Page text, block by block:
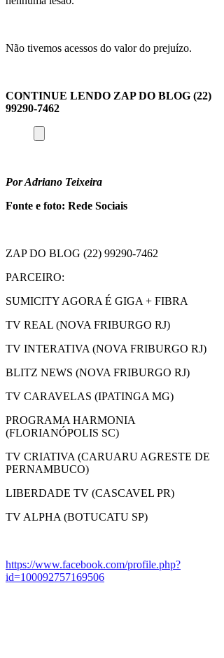
Não tivemos acessos do valor do prejuízo.
CONTINUE LENDO ZAP DO BLOG (22)
99290-7462
Por Adriano Teixeira
Fonte e foto: Rede Sociais
ZAP DO BLOG (22) 99290-7462
PARCEIRO:
SUMICITY AGORA É GIGA + FIBRA
TV REAL (NOVA FRIBURGO RJ)
TV INTERATIVA (NOVA FRIBURGO RJ)
BLITZ NEWS (NOVA FRIBURGO RJ)
TV CARAVELAS (IPATINGA MG)
PROGRAMA HARMONIA
(FLORIANÓPOLIS SC)
TV CRIATIVA (CARUARU AGRESTE DE
PERNAMBUCO)
LIBERDADE TV (CASCAVEL PR)
TV ALPHA (BOTUCATU SP)
https://www.facebook.com/profile.php?
id=100092757169506